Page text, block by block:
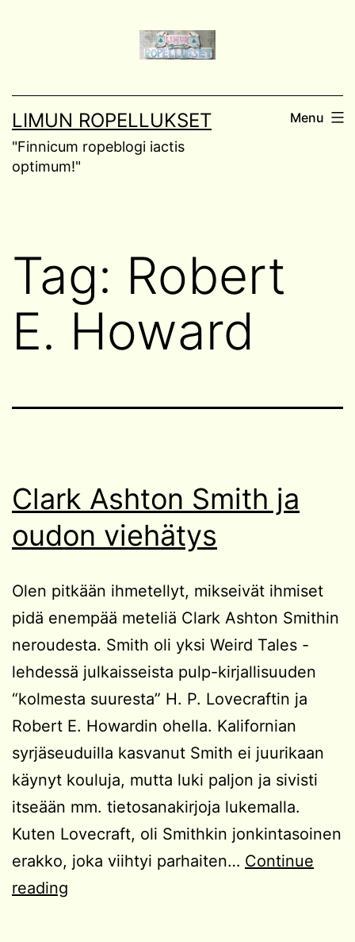
LIMUN ROPELLUKSET
"Finnicum ropeblogi iactis
optimum!"
Menu
Tag: Robert
E. Howard
Clark Ashton Smith ja
oudon viehätys
Olen pitkään ihmetellyt, mikseivät ihmiset
pidä enempää meteliä Clark Ashton Smithin
neroudesta. Smith oli yksi Weird Tales -
lehdessä julkaisseista pulp-kirjallisuuden
“kolmesta suuresta” H. P. Lovecraftin ja
Robert E. Howardin ohella. Kalifornian
syrjäseuduilla kasvanut Smith ei juurikaan
käynyt kouluja, mutta luki paljon ja sivisti
itseään mm. tietosanakirjoja lukemalla.
Kuten Lovecraft, oli Smithkin jonkintasoinen
erakko, joka viihtyi parhaiten… Continue
reading